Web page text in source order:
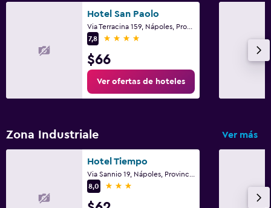
Hotel San Paolo
7,8
4 estrellas
$66
Ver ofertas de hoteles
Zona Industriale Ver más
Hotel Tiempo
8,0
3 estrellas